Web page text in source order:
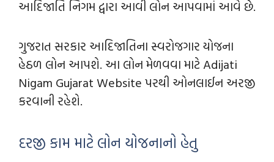
આદિજાતિ નિગમ દ્વારા આવી લોન આપવામાં આવે છે.
ગુજરાત સરકાર આદિજાતિના સ્વરોજગાર યોજના
હેઠળ લોન આપશે. આ લોન મેળવવા માટે Adijati
Nigam Gujarat Website પરથી ઓનલાઈન અરજી
કરવાની રહેશે.
દરજી કામ માટે લોન યોજનાનો હેતુ